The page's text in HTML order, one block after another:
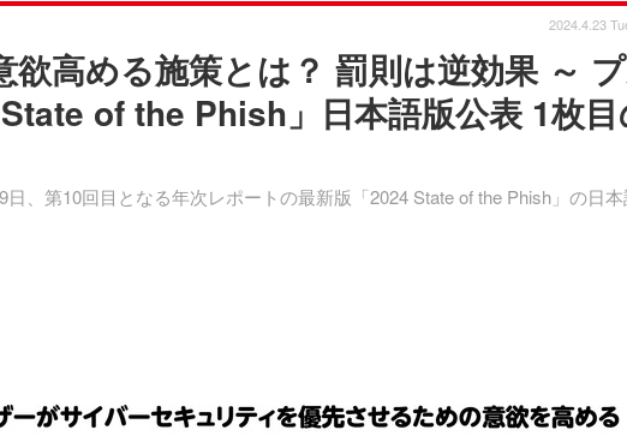
高める施策とは？ 罰則は逆効果 ～
of the Phish」日本語版公表 1枚
、第10回目となる年次レポートの最新版「2024 State of the Phish」の日本
2024.4.23